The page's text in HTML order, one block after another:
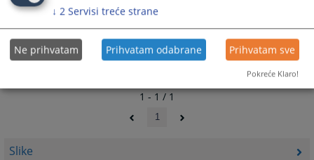
Slike
1 - 1 / 1
1
↓ 2 Servisi treće strane
Ne prihvatam Prihvatam odabrane Prihvatam sve
Pokreće Klaro!